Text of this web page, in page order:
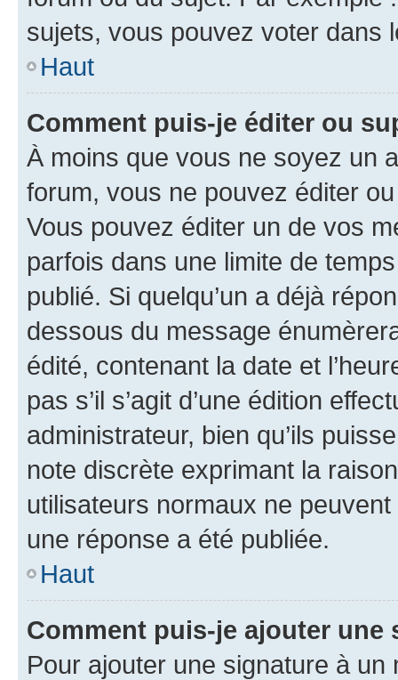
sujets, vous pouvez voter dans
Haut
Comment puis-je éditer ou
À moins que vous ne soyez un
forum, vous ne pouvez éditer
Vous pouvez éditer un de vos
parfois dans une limite de
publié. Si quelqu’un a déjà
dessous du message
édité, contenant la date et
pas s’il s’agit d’une édition
administrateur, bien qu’ils
note discrète exprimant la
utilisateurs normaux ne
une réponse a été publiée.
Haut
Comment puis-je ajouter une
Pour ajouter une signature à un